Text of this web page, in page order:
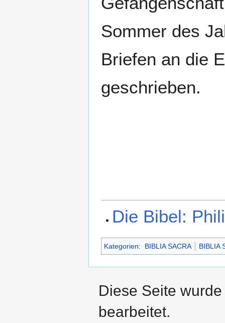
Sommer des
Briefen an die
geschrieben.
Die Bibel:
Kategorien: BIBLIA SACRA BIBLIA
Diese Seite
bearbeitet.